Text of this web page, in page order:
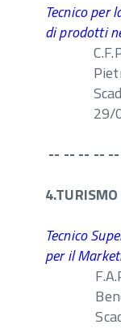
Tecnico per
di prodotti
29/
-- -- -- --
Tecnico
per il